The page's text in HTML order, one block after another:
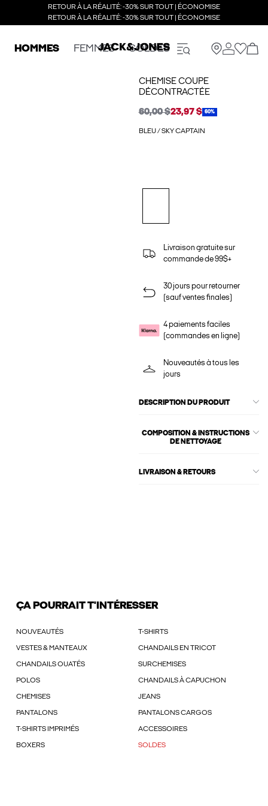
RETOUR À LA RÉALITÉ: -30% SUR TOUT | ÉCONOMISE
RETOUR À LA RÉALITÉ: -30% SUR TOUT | ÉCONOMISE
HOMMES FEMMES SOLDES
CHEMISE COUPE
DÉCONTRACTÉE
60,00 $23,97 $ 60%
BLEU / SKY CAPTAIN
Livraison gratuite sur
commande de 99$+
30 jours pour retourner
(sauf ventes finales)
4 paiements faciles
(commandes en ligne)
Nouveautés à tous les
jours
DESCRIPTION DU PRODUIT
COMPOSITION & INSTRUCTIONS
DE NETTOYAGE
LIVRAISON & RETOURS
ÇA POURRAIT T'INTÉRESSER
NOUVEAUTÉS T-SHIRTS
VESTES & MANTEAUX CHANDAILS EN TRICOT
CHANDAILS OUATÉS SURCHEMISES
POLOS CHANDAILS À CAPUCHON
CHEMISES JEANS
PANTALONS PANTALONS CARGOS
T-SHIRTS IMPRIMÉS ACCESSOIRES
BOXERS SOLDES